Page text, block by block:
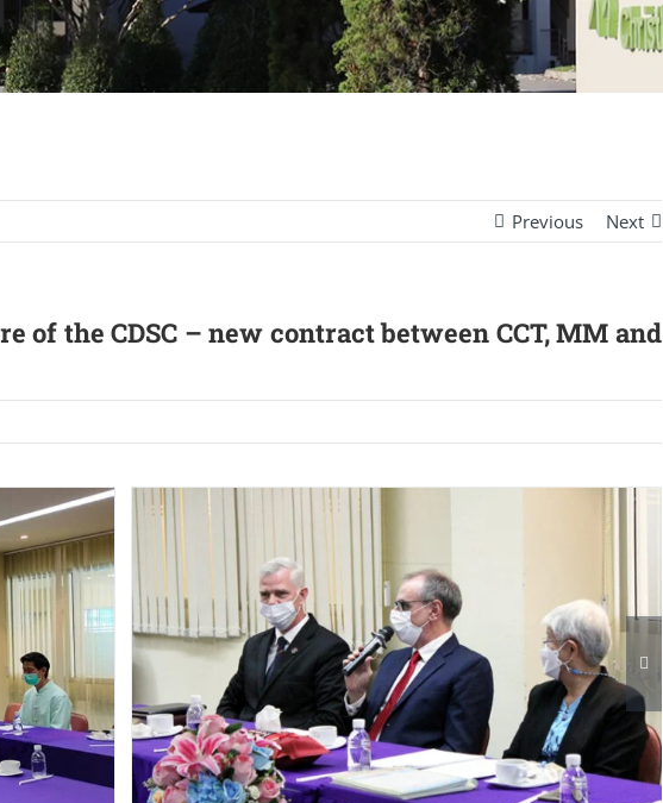
Previous Next
of the CDSC – new contract between CCT, MM and